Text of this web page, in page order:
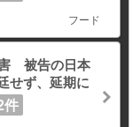
フード
被告の日本
せず、延期に
件